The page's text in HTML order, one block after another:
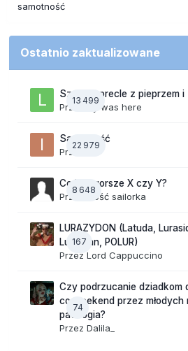
samotność
Ostatnio zaktualizowane
13 499
Szalone precle z pieprzem i
Przez lily was here
22 979
Samotność
Przezixi
8 648
Co jest gorsze X czy Y?
Przez Gość sailorka
167
LURAZYDON (Latuda,
Lurobran, POLUR)
Przez Lord Cappuccino
74
Czy podrzucanie dziadkom
co weekend przez młodych
patologia?
Przez Dalila_